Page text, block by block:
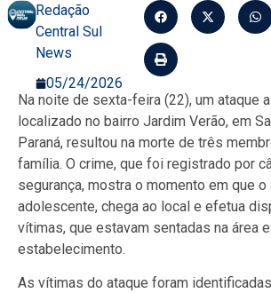
Redação
Central Sul
News
05/24/2026
Na noite de sexta-feira (22), um ataque
localizado no bairro Jardim Verão, em
Paraná, resultou na morte de três
família. O crime, que foi registrado por
segurança, mostra o momento em que o
adolescente, chega ao local e efetua
vítimas, que estavam sentadas na área
estabelecimento.
As vítimas do ataque foram